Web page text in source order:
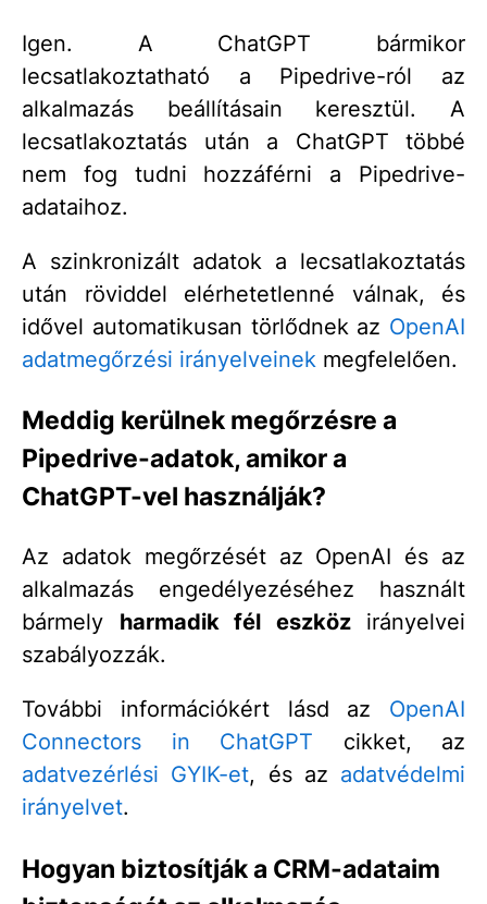
Igen. A ChatGPT bármikor
lecsatlakoztatható a Pipedrive-ról az
alkalmazás beállításain keresztül. A
lecsatlakoztatás után a ChatGPT többé
nem fog tudni hozzáférni a Pipedrive-
adataihoz.
A szinkronizált adatok a lecsatlakoztatás
után röviddel elérhetetlenné válnak, és
idővel automatikusan törlődnek az OpenAI
adatmegőrzési irányelveinek megfelelően.
Meddig kerülnek megőrzésre a
Pipedrive-adatok, amikor a
ChatGPT-vel használják?
Az adatok megőrzését az OpenAI és az
alkalmazás engedélyezéséhez használt
bármely harmadik fél eszközirányelvei
szabályozzák.
További információkért lásd az OpenAI
Connectors in ChatGPT cikket, az
adatvezérlési GYIK-et, és az adatvédelmi
irányelvet.
Hogyan biztosítják a CRM-adataim